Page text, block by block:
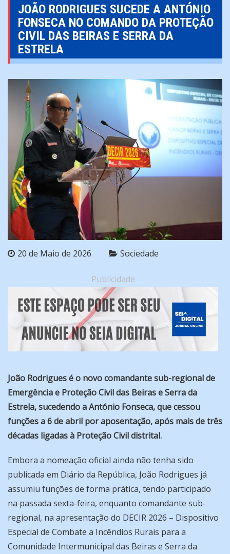
JOÃO RODRIGUES SUCEDE A ANTÓNIO
FONSECA NO COMANDO DA PROTEÇÃO
CIVIL DAS BEIRAS E SERRA DA
ESTRELA
20 de Maio de 2026 Sociedade
Publicidade
João Rodrigues é o novo comandante sub-regional de
Emergência e Proteção Civil das Beiras e Serra da
Estrela, sucedendo a António Fonseca, que cessou
funções a 6 de abril por aposentação, após mais de três
décadas ligadas à Proteção Civil distrital.
Embora a nomeação oficial ainda não tenha sido
publicada em Diário da República, João Rodrigues já
assumiu funções de forma prática, tendo participado
na passada sexta-feira, enquanto comandante sub-
regional, na apresentação do DECIR 2026 – Dispositivo
Especial de Combate a Incêndios Rurais para a
Comunidade Intermunicipal das Beiras e Serra da